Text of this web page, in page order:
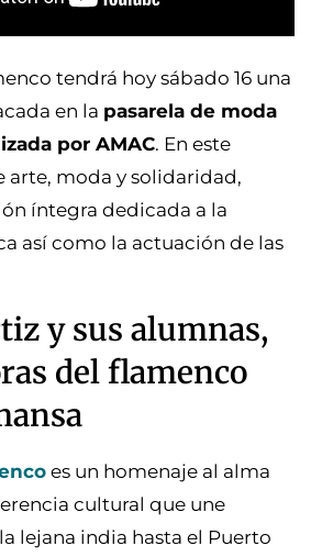
tendrá hoy sábado 16 una
en la pasarela de moda
por AMAC. En este
arte, moda y solidaridad,
íntegra dedicada a la
así como la actuación de las
y sus alumnas,
del flamenco
es un homenaje al alma
cultural que une
lejana india hasta el Puerto